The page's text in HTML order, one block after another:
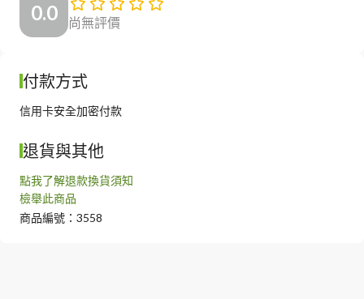
0.0 尚無評價
付款方式
信用卡安全加密付款
退貨與其他
點我了解退款換貨須知
檢舉此商品
商品編號：3558